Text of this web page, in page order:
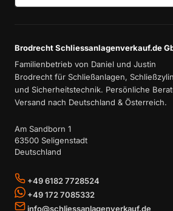
Brodrecht Schliessanlagenverkauf.de
Familienbetrieb von Daniel und Justin
Brodrecht für Schließanlagen,
und Sicherheitstechnik. Persönliche
Versand nach Deutschland & Österreich.
Am Sandborn 1
63500 Seligenstadt
Deutschland
+49 6182 7728524
+49 172 7085332
info@schliessanlagenverkauf.de